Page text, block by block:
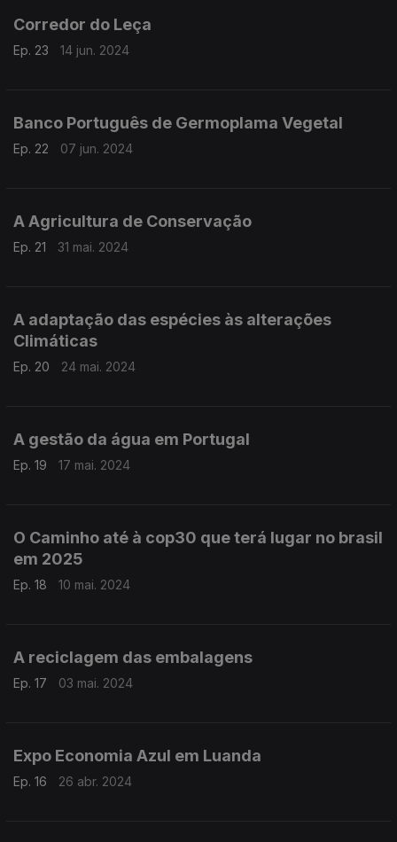
Corredor do Leça
Ep. 23 14 jun. 2024
Banco Português de Germoplama Vegetal
Ep. 22 07 jun. 2024
A Agricultura de Conservação
Ep. 21 31 mai. 2024
A adaptação das espécies às alterações
Climáticas
Ep. 20 24 mai. 2024
A gestão da água em Portugal
Ep. 19 17 mai. 2024
O Caminho até à cop30 que terá lugar no brasil
em 2025
Ep. 18 10 mai. 2024
A reciclagem das embalagens
Ep. 17 03 mai. 2024
Expo Economia Azul em Luanda
Ep. 16 26 abr. 2024